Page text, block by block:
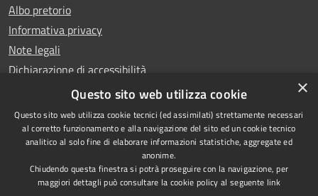
Albo pretorio
Informativa privacy
Note legali
Dichiarazione di accessibilità
Whistleblowing
Accessibilità
di Ciampino
×
Questo sito web utilizza cookie
Questo sito web utilizza cookie tecnici (ed assimilati) strettamente necessari
al corretto funzionamento e alla navigazione del sito ed un cookie tecnico
analitico al solo fine di elaborare informazioni statistiche, aggregate ed
anonime.
Chiudendo questa finestra si potrà proseguire con la navigazione, per
maggiori dettagli può consultare la cookie policy al seguente link